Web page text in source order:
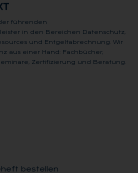
der führenden
in den Bereichen Datenschutz,
und Entgeltabrechnung. Wir
aus einer Hand: Fachbücher,
Zertifizierung und Beratung.
bestellen